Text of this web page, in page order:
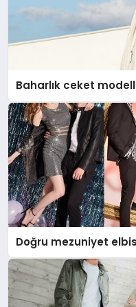
Baharlık ceket
Doğru mezuniyet